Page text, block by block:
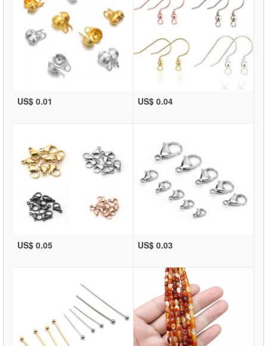
US$ 0.01 US$ 0.04
US$ 0.05 US$ 0.03